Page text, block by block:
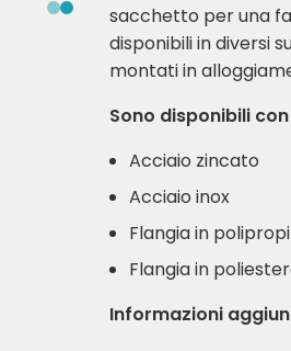
sacchetto per una
disponibili in diversi
montati in
Sono disponibili
Acciaio zincato
Acciaio inox
Flangia in
Flangia in
Informazioni